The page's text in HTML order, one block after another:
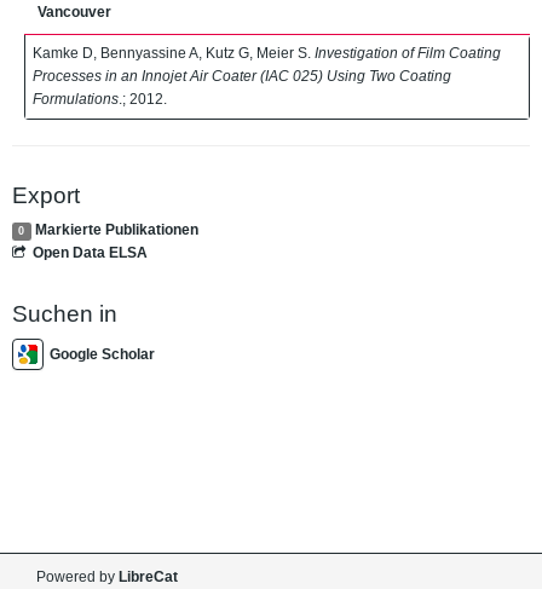
Vancouver
Kamke D, Bennyassine A, Kutz G, Meier S. Investigation of Film Coating
Processes in an Innojet Air Coater (IAC 025) Using Two Coating
Formulations .; 2012.
Export
0
Markierte Publikationen
Open Data ELSA
Suchen in
Google Scholar
Powered by LibreCat